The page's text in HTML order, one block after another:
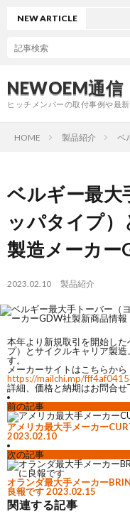
NEWOEM通信
ヒッチメンバーの取付事例や最
NEW ARTICLE
HOME 製品紹介 ベ
ベルギー最大
ッパタイプ
製造メーカー
2023.02.10 製品紹介
本年より新規取引を開始し
プ）とサイクルキャリア製
す。
メーカーサイトはこちらから
https://mailchi.mp/
詳細、価格と納期はお問合せ
前の記事
アメリカ最大手メーカー
2023.02.10
次の記事
オランダ最大手メーカー
良報です2023.02.15
関連する記事